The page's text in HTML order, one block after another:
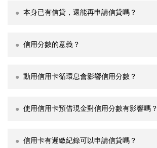
本身已有信貸，還能再申請信貸嗎？
信用分數的意義？
動用信用卡循環息會影響信用分數？
使用信用卡預借現金對信用分數有影響嗎？
信用卡有遲繳紀錄可以申請信貸嗎？